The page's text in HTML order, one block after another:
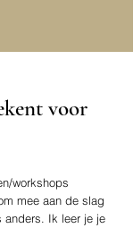
voor
workshops
mee aan de slag
Ik leer je je